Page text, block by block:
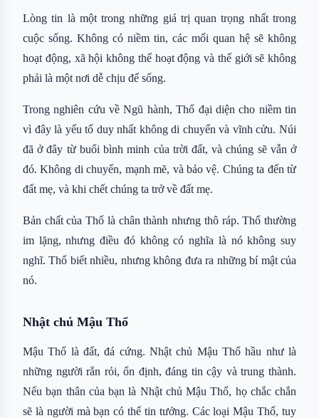
Lòng tin là một trong những giá trị quan trọng nhất trong
cuộc sống. Không có niềm tin, các mối quan hệ sẽ không
hoạt động, xã hội không thể hoạt động và thế giới sẽ không
phải là một nơi dễ chịu để sống.
Trong nghiên cứu về Ngũ hành, Thổ đại diện cho niềm tin
vì đây là yếu tố duy nhất không di chuyển và vĩnh cửu. Núi
đã ở đây từ buổi bình minh của trời đất, và chúng sẽ vẫn ở
đó. Không di chuyển, mạnh mẽ, và bảo vệ. Chúng ta đến từ
đất mẹ, và khi chết chúng ta trở về đất mẹ.
Bản chất của Thổ là chân thành nhưng thô ráp. Thổ thường
im lặng, nhưng điều đó không có nghĩa là nó không suy
nghĩ. Thổ biết nhiều, nhưng không đưa ra những bí mật của
nó.
Nhật chủ Mậu Thổ
Mậu Thổ là đất, đá cứng. Nhật chủ Mậu Thổ hầu như là
những người rắn rỏi, ổn định, đáng tin cậy và trung thành.
Nếu bạn thân của bạn là Nhật chủ Mậu Thổ, họ chắc chắn
sẽ là người mà bạn có thể tin tưởng. Các loại Mậu Thổ, tuy